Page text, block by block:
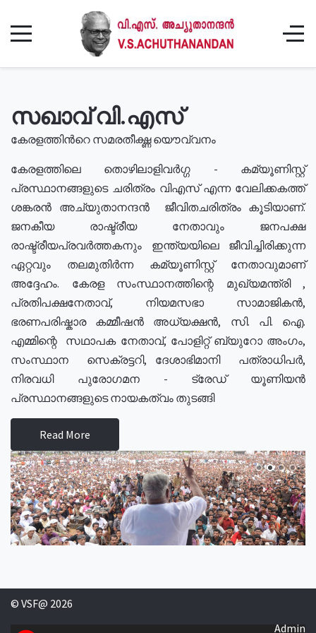
സഖാവ് വി.എസ്
കേരളത്തിൻറെ സമരതീക്ഷ്ണ യൌവ്വനം
കേരളത്തിലെ തൊഴിലാളിവർഗ്ഗ - കമ്യൂണിസ്റ്റ്
പ്രസ്ഥാനങ്ങളുടെ ചരിത്രം വിഎസ് എന്ന വേലിക്കകത്ത്
ശങ്കരൻ അച്യുതാനന്ദൻ ജീവിതചരിത്രം കൂടിയാണ്.
ജനകീയ രാഷ്ട്രീയ നേതാവും ജനപക്ഷ
രാഷ്ട്രീയപ്രവർത്തകനും ഇന്ത്യയിലെ ജീവിച്ചിരിക്കുന്ന
ഏറ്റവും തലമുതിർന്ന കമ്യൂണിസ്റ്റ് നേതാവുമാണ്
അദ്ദേഹം. കേരള സംസ്ഥാനത്തിന്റെ മുഖ്യമന്ത്രി ,
പ്രതിപക്ഷനേതാവ്, നിയമസഭാ സാമാജികൻ,
ഭരണപരിഷ്കാര കമ്മീഷൻ അധ്യക്ഷൻ, സി. പി. ഐ.
എമ്മിന്റെ സഥാപക നേതാവ്, പോളിറ്റ് ബ്യുറോ അംഗം,
സംസ്ഥാന സെക്രട്ടറി, ദേശാഭിമാനി പത്രാധിപർ,
നിരവധി പുരോഗമന - ട്രേഡ് യൂണിയൻ
പ്രസ്ഥാനങ്ങളുടെ നായകത്വം തുടങ്ങി
Read More
© VSF@ 2026
Admin